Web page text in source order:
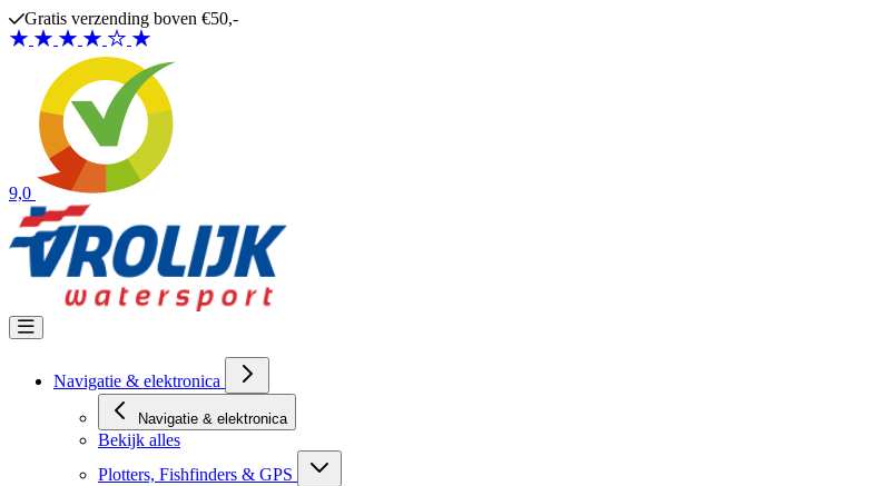
Ga naar de inhoud
Gratis verzending boven €50,-
9,0
Navigatie & elektronica
Navigatie & elektronica
Bekijk alles
Plotters, Fishfinders & GPS